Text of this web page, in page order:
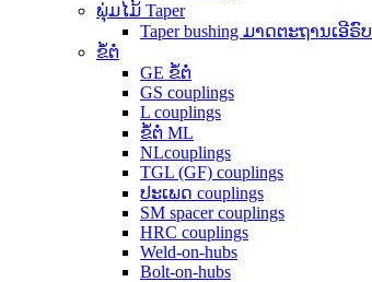
ພຸ່ມໄມ້ Taper
Taper bushing ມາດຕະຖານເອີຣົບ
ຂໍ້ຕໍ່
GE ຂໍ້ຕໍ່
GS couplings
L couplings
ຂໍ້ຕໍ່ ML
NLcouplings
TGL (GF) couplings
ປະ​ເພດ couplings​
SM spacer couplings
HRC couplings
Weld-on-hubs
Bolt-on-hubs